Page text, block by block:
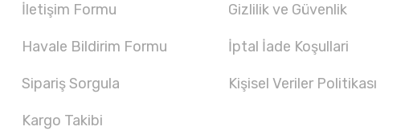
İletişim Formu
Havale Bildirim Formu
Sipariş Sorgula
Kargo Takibi
Gizlilik ve Güvenlik
İptal İade Koşullari
Kişisel Veriler Politikası